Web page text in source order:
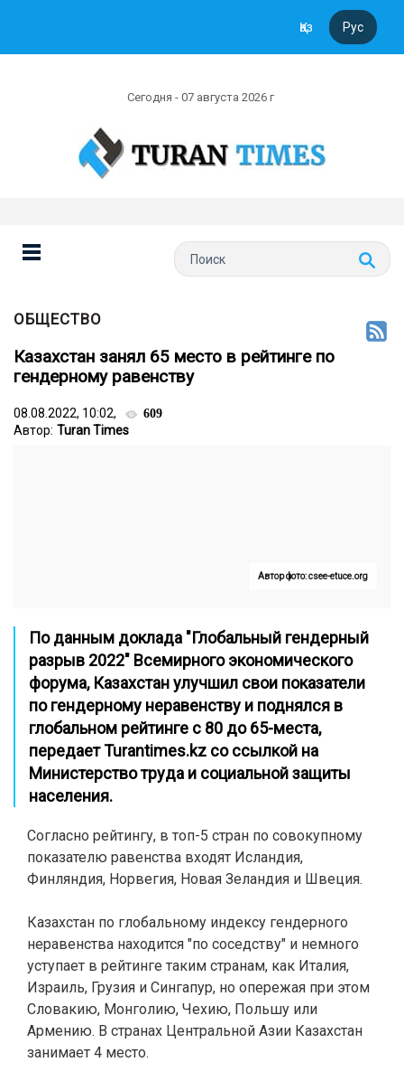
Қаз Рус
Сегодня - 07 августа 2026 г
ОБЩЕСТВО
Казахстан занял 65 место в рейтинге по
гендерному равенству
08.08.2022, 10:02, 609
Автор: Turan Times
Автор фото: csee-etuce.org
По данным доклада "Глобальный гендерный
разрыв 2022" Всемирного экономического
форума, Казахстан улучшил свои показатели
по гендерному неравенству и поднялся в
глобальном рейтинге с 80 до 65-места,
передаетTurantimes.kz со ссылкой на
Министерство труда и социальной защиты
населения.
Согласно рейтингу, в топ-5 стран по совокупному
показателю равенства входят Исландия,
Финляндия, Норвегия, Новая Зеландия и Швеция.
Казахстан по глобальному индексу гендерного
неравенства находится "по соседству" и немного
уступает в рейтинге таким странам, как Италия,
Израиль, Грузия и Сингапур, но опережая при этом
Словакию, Монголию, Чехию, Польшу или
Армению. В странах Центральной Азии Казахстан
занимает 4 место.